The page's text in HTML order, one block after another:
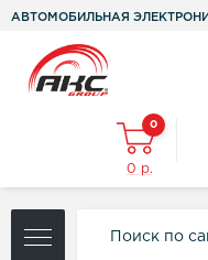
АВТОМОБИЛЬНАЯ
0
0 р.